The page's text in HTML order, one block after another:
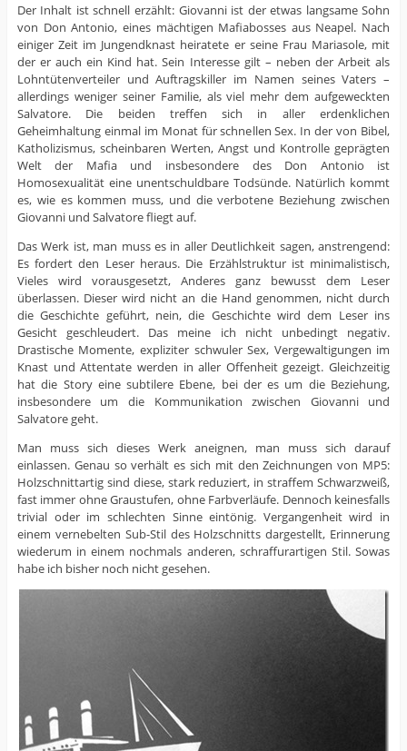
Der Inhalt ist schnell erzählt: Giovanni ist der etwas langsame Sohn
von Don Antonio, eines mächtigen Mafiabosses aus Neapel. Nach
einiger Zeit im Jungendknast heiratete er seine Frau Mariasole, mit
der er auch ein Kind hat. Sein Interesse gilt – neben der Arbeit als
Lohntütenverteiler und Auftragskiller im Namen seines Vaters –
allerdings weniger seiner Familie, als viel mehr dem aufgeweckten
Salvatore. Die beiden treffen sich in aller erdenklichen
Geheimhaltung einmal im Monat für schnellen Sex. In der von Bibel,
Katholizismus, scheinbaren Werten, Angst und Kontrolle geprägten
Welt der Mafia und insbesondere des Don Antonio ist
Homosexualität eine unentschuldbare Todsünde. Natürlich kommt
es, wie es kommen muss, und die verbotene Beziehung zwischen
Giovanni und Salvatore fliegt auf.
Das Werk ist, man muss es in aller Deutlichkeit sagen, anstrengend:
Es fordert den Leser heraus. Die Erzählstruktur ist minimalistisch,
Vieles wird vorausgesetzt, Anderes ganz bewusst dem Leser
überlassen. Dieser wird nicht an die Hand genommen, nicht durch
die Geschichte geführt, nein, die Geschichte wird dem Leser ins
Gesicht geschleudert. Das meine ich nicht unbedingt negativ.
Drastische Momente, expliziter schwuler Sex, Vergewaltigungen im
Knast und Attentate werden in aller Offenheit gezeigt. Gleichzeitig
hat die Story eine subtilere Ebene, bei der es um die Beziehung,
insbesondere um die Kommunikation zwischen Giovanni und
Salvatore geht.
Man muss sich dieses Werk aneignen, man muss sich darauf
einlassen. Genau so verhält es sich mit den Zeichnungen von MP5:
Holzschnittartig sind diese, stark reduziert, in straffem Schwarzweiß,
fast immer ohne Graustufen, ohne Farbverläufe. Dennoch keinesfalls
trivial oder im schlechten Sinne eintönig. Vergangenheit wird in
einem vernebelten Sub-Stil des Holzschnitts dargestellt, Erinnerung
wiederum in einem nochmals anderen, schraffurartigen Stil. Sowas
habe ich bisher noch nicht gesehen.